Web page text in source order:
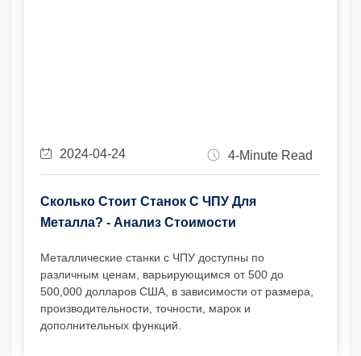
2024-04-24 4-Minute Read
Сколько Стоит Станок С ЧПУ Для
Металла? - Анализ Стоимости
Металлические станки с ЧПУ доступны по
различным ценам, варьирующимся от 500 до
500,000 долларов США, в зависимости от размера,
производительности, точности, марок и
дополнительных функций.